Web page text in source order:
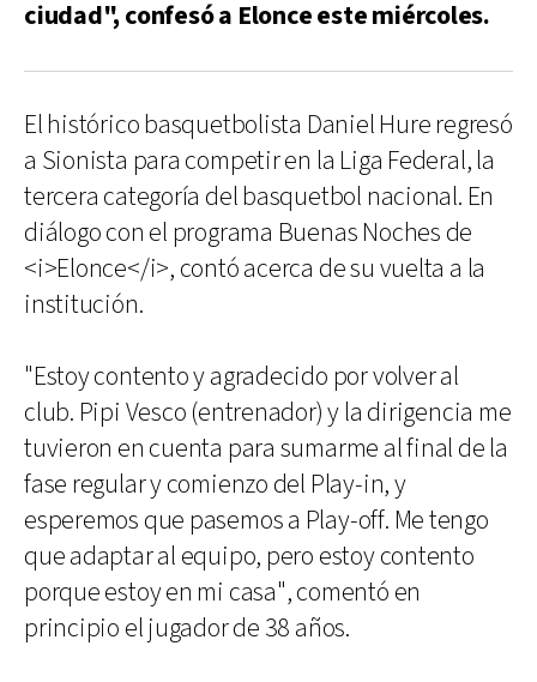
ciudad", confesó a Elonce este miércoles.
El histórico basquetbolista Daniel Hure regresó
a Sionista para competir en la Liga Federal, la
tercera categoría del basquetbol nacional. En
diálogo con el programa Buenas Noches de
<i>Elonce</i>, contó acerca de su vuelta a la
institución.
"Estoy contento y agradecido por volver al
club. Pipi Vesco (entrenador) y la dirigencia me
tuvieron en cuenta para sumarme al final de la
fase regular y comienzo del Play-in, y
esperemos que pasemos a Play-off. Me tengo
que adaptar al equipo, pero estoy contento
porque estoy en mi casa", comentó en
principio el jugador de 38 años.